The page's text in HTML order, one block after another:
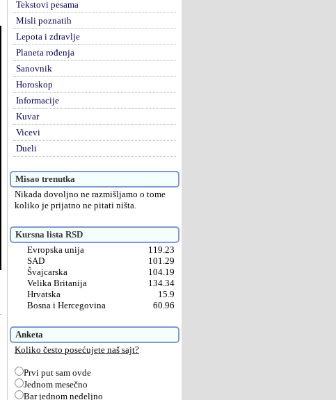
Tekstovi pesama
Misli poznatih
Lepota i zdravlje
Planeta rođenja
Sanovnik
Horoskop
Informacije
Kuvar
Vicevi
Dueli
Misao trenutka
Nikada dovoljno ne razmišljamo o tome
koliko je prijatno ne pitati ništa.
Kursna lista RSD
Evropska unija
119.23
SAD
101.29
Švajcarska
104.19
Velika Britanija
134.34
Hrvatska
15.9
Bosna i Hercegovina
60.96
Anketa
Koliko često posećujete naš sajt?
Prvi put sam ovde
Jednom mesečno
Bar jednom nedeljno